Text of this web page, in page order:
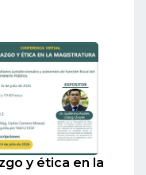
y ética en la